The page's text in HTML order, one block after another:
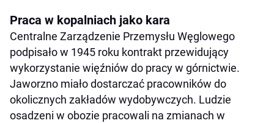
Praca w kopalniach jako kara
Centralne Zarządzenie Przemysłu Węglowego
podpisało w 1945 roku kontrakt przewidujący
wykorzystanie więźniów do pracy w górnictwie.
Jaworzno miało dostarczać pracowników do
okolicznych zakładów wydobywczych. Ludzie
osadzeni w obozie pracowali na zmianach w